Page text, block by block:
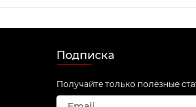
Подписка
Получайте только полезные